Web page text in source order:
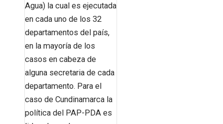
Agua) la cual es ejecutada
en cada uno de los 32
departamentos del país,
en la mayoría de los
casos en cabeza de
alguna secretaria de cada
departamento. Para el
caso de Cundinamarca la
política del PAP-PDA es